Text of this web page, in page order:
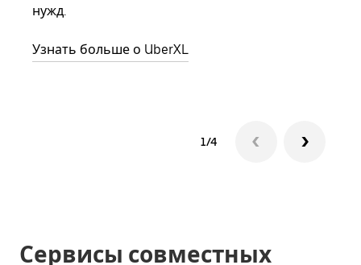
нужд.
Узнать больше о UberXL
1/4
Сервисы совместных